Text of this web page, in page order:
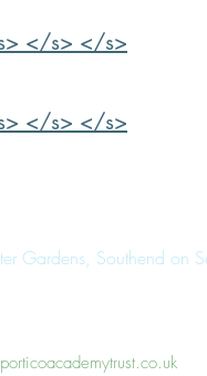
</s> </s>
</s> </s>
Gardens, Southend on